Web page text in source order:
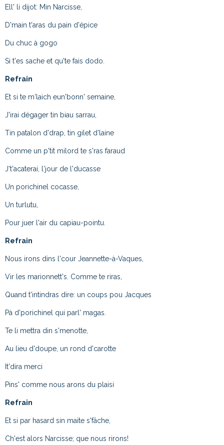
Ell' li dijot: Min Narcisse,
D'main t'aras du pain d'épice
Du chuc à gogo
Si t'es sache et qu'te fais dodo.
Refrain
Et si te m'laich eun'bonn' semaine,
J'irai dégager tin biau sarrau,
Tin patalon d'drap, tin gilet d'laine
Comme un p'tit milord te s'ras faraud
J't'acaterai, l'jour de l'ducasse
Un porichinel cocasse,
Un turlutu,
Pour juer l'air du capiau-pointu.
Refrain
Nous irons dins l'cour Jeannette-à-Vaques,
Vir les marionnett's. Comme te riras,
Quand t'intindras dire: un coups pou Jacques
Pà d'porichinel qui parl' magas.
Te li mettra din s'menotte,
Au lieu d'doupe, un rond d'carotte
It'dira merci
Pins' comme nous arons du plaisi
Refrain
Et si par hasard sin maite s'fâche,
Ch'est alors Narcisse; que nous rirons!